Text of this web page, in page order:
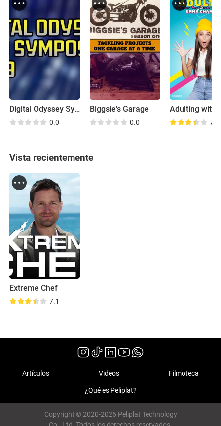
Digital Odyssey Symposium
0.0
Biggsie's Garage
0.0 7.7
Vista recientemente
Extreme Chef
7.1
Artículos Videos Filmoteca
¿Qué es Peliplat?
Copyright © 2020-2026 Peliplat Technology
Co., Ltd. Todos los derechos reservados.